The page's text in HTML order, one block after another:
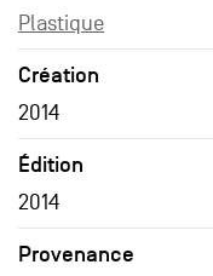
Plastique
Création
2014
Édition
2014
Provenance